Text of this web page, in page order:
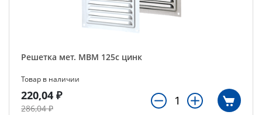
Решетка мет. МВМ 125с цинк
Товар в наличии
220,04 ₽
286,04 ₽